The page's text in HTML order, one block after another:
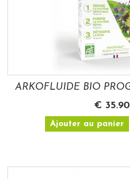
€ 35.90
Ajouter au panier